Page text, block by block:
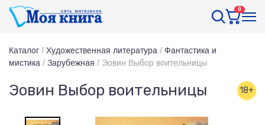
0
Каталог / Художественная литература / Фантастика и
мистика / Зарубежная / Эовин Выбор воительницы
Эовин Выбор воительницы 18+